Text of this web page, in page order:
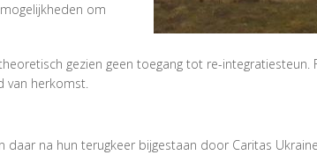
om
gezien geen toegang tot re-
van herkomst.
na hun terugkeer bijgestaan door Caritas